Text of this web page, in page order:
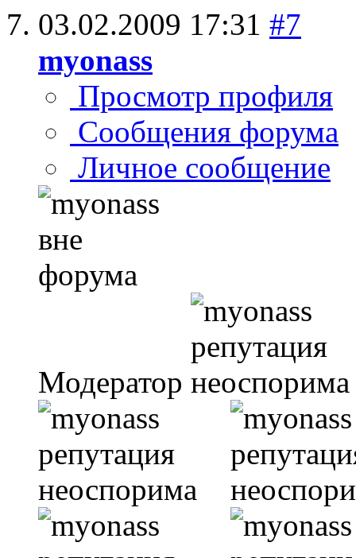
03.02.2009 17:31 #7
myonass
Просмотр профиля
Сообщения форума
Личное сообщение
Модератор